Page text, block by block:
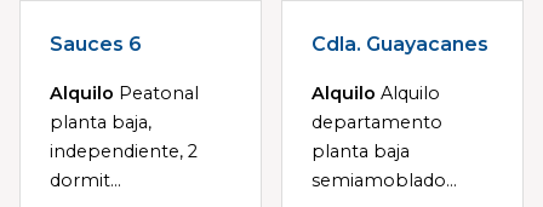
Sauces 6
Alquilo Peatonal
planta baja,
independiente, 2
dormit...
Cdla. Guayacanes
Alquilo Alquilo
departamento
planta baja
semiamoblado...